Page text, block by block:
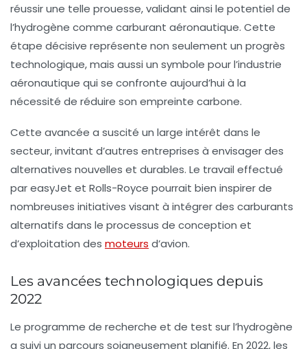
réussir une telle prouesse, validant ainsi le potentiel de
l’hydrogène comme carburant aéronautique. Cette
étape décisive représente non seulement un progrès
technologique, mais aussi un symbole pour l’industrie
aéronautique qui se confronte aujourd’hui à la
nécessité de réduire son empreinte carbone.
Cette avancée a suscité un large intérêt dans le
secteur, invitant d’autres entreprises à envisager des
alternatives nouvelles et durables. Le travail effectué
par easyJet et Rolls-Royce pourrait bien inspirer de
nombreuses initiatives visant à intégrer des carburants
alternatifs dans le processus de conception et
d’exploitation des moteurs d’avion.
Les avancées technologiques depuis
2022
Le programme de recherche et de test sur l’hydrogène
a suivi un parcours soigneusement planifié. En 2022, les